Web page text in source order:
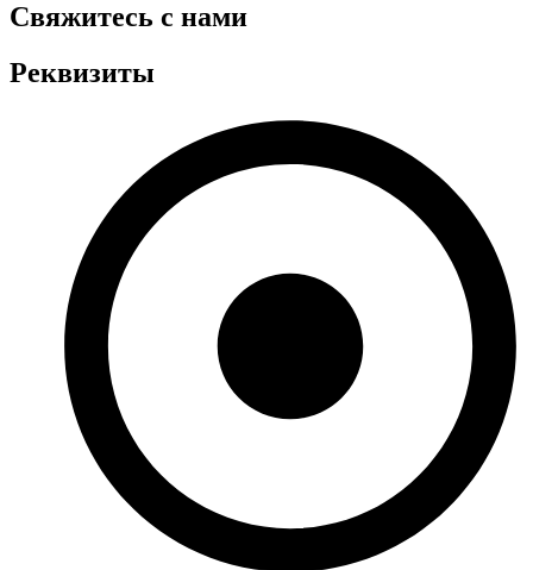
Свяжитесь с нами
Реквизиты